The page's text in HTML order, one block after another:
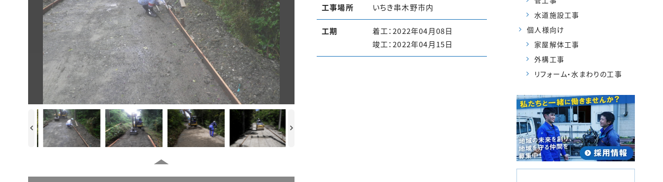
工事場所 いちき串木野市内
工期
着工：2022年04月08日
竣工：2022年04月15日
水道施設工事
個人様向け
家屋解体工事
外構工事
リフォーム・水まわりの工事